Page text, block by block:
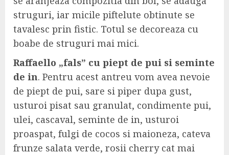
struguri, iar micile piftelute obtinute se
tavalesc prin fistic. Totul se decoreaza cu
boabe de struguri mai mici.
Raffaello „fals” cu piept de pui si seminte
de in. Pentru acest antreu vom avea nevoie
de piept de pui, sare si piper dupa gust,
usturoi pisat sau granulat, condimente pui,
ulei, cascaval, seminte de in, usturoi
proaspat, fulgi de cocos si maioneza, cateva
frunze salata verde, rosii cherry cat mai